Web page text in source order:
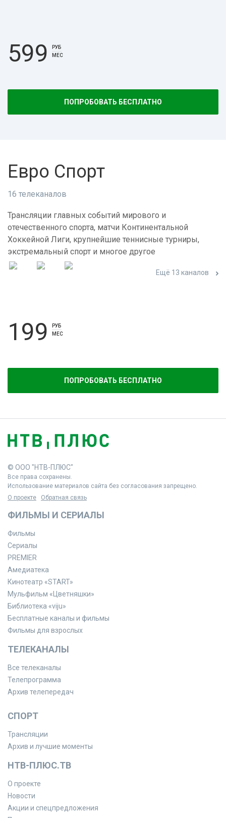
599
РУБ
МЕС
ПОПРОБОВАТЬ БЕСПЛАТНО
Евро Спорт
16 телеканалов
Трансляции главных событий мирового и
отечественного спорта, матчи Континентальной
Хоккейной Лиги, крупнейшие теннисные турниры,
экстремальный спорт и многое другое
Ещё 13 каналов
199
РУБ
МЕС
ПОПРОБОВАТЬ БЕСПЛАТНО
© ООО "НТВ-ПЛЮС"
Все права сохранены.
Использование материалов сайта без согласования запрещено.
О проекте
Обратная связь
ФИЛЬМЫ И СЕРИАЛЫ
Фильмы
Сериалы
PREMIER
Амедиатека
Кинотеатр «START»
Мульфильм «Цветняшки»
Библиотека «viju»
Бесплатные каналы и фильмы
Фильмы для взрослых
ТЕЛЕКАНАЛЫ
Все телеканалы
Телепрограмма
Архив телепередач
СПОРТ
Трансляции
Архив и лучшие моменты
НТВ-ПЛЮС.ТВ
О проекте
Новости
Акции и спецпредложения